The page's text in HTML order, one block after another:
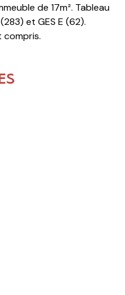
de 17m². Tableau
et GES E (62).
compris.